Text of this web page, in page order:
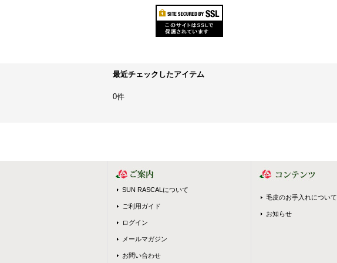
最近チェックしたアイテム
0件
SUN RASCALについて
ご利用ガイド
ログイン
メールマガジン
お問い合わせ
毛皮のお手入れについて
お知らせ